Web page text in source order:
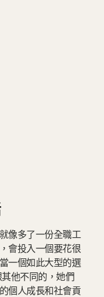
像多了一份全職工
會投入一個要花很
一個如此大型的選
他不同的，她們
個人成長和社會貢